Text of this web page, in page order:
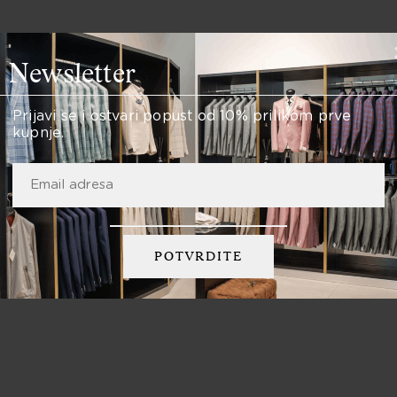
Newsletter
Prijavi se i ostvari popust od 10% prilikom prve
kupnje.
Specifikacije proizvoda